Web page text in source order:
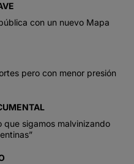
con un nuevo Mapa
pero con menor presión
que sigamos malvinizando